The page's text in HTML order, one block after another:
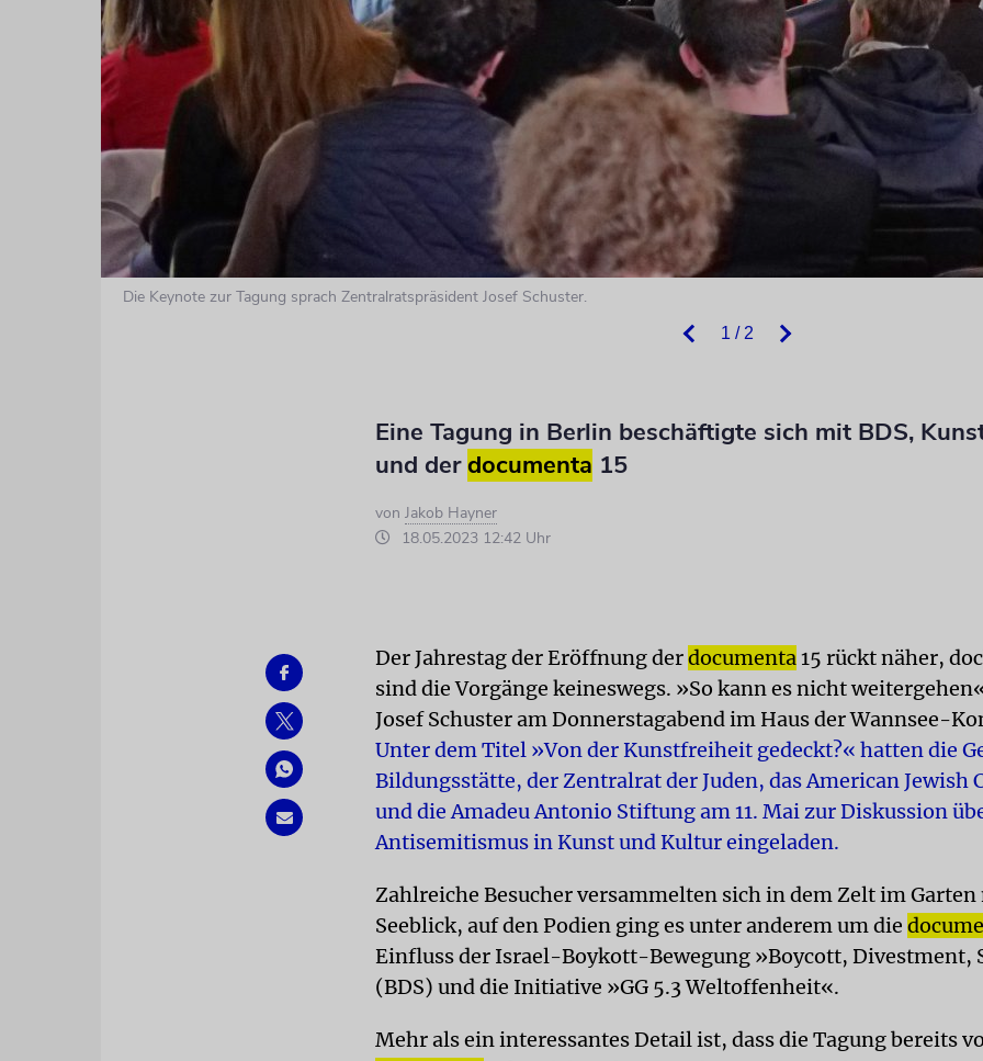
1 / 2
Die Keynote zur Tagung sprach Zentralratspräsident Josef Schuster.
Eine Tagung in Berlin beschäftigte sich mit BDS,
und derdocumenta 15
von Jakob Hayner
18.05.2023 12:42 Uhr
Der Jahrestag der Eröffnung derdocumenta15 rückt näher,
sind die Vorgänge keineswegs. »So kann es nicht
Josef Schuster am Donnerstagabend im Haus der Wannsee-
Unter dem Titel »Von der Kunstfreiheit gedeckt?« hatten die
Bildungsstätte, der Zentralrat der Juden, das American Jewish
und die Amadeu Antonio Stiftung am 11. Mai zur Diskussion
Antisemitismus in Kunst und Kultur eingeladen.
Zahlreiche Besucher versammelten sich in dem Zelt im
Seeblick, auf den Podien ging es unter anderem um die
Einfluss der Israel-Boykott-Bewegung »Boycott, Divestment,
(BDS) und die Initiative »GG 5.3 Weltoffenheit«.
Mehr als ein interessantes Detail ist, dass die Tagung bereits